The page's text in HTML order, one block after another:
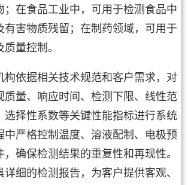
；在食品工业中，可用于检测食品中
有害物质残留；在制药领域，可用于
量控制。
构依据相关技术规范和客户需求，对
质量、响应时间、检测下限、线性范
选择性系数等关键性能指标进行系统
中严格控制温度、溶液配制、电极预
确保检测结果的重复性和再现性。
细的检测报告，为客户提供客观、